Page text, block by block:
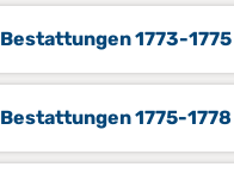
Bestattungen 1773-1775
Bestattungen 1775-1778